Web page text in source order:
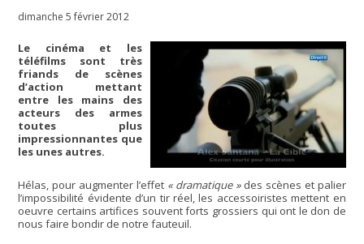
dimanche 5 février 2012
Le cinéma et les
téléfilms sont très
friands de scènes
d’action mettant
entre les mains des
acteurs des armes
toutes plus
impressionnantes que
les unes autres.
Hélas, pour augmenter l’effet « dramatique »des scènes et palier
l’impossibilité évidente d’un tir réel, les accessoiristes mettent en
oeuvre certains artifices souvent forts grossiers qui ont le don de
nous faire bondir de notre fauteuil.